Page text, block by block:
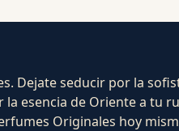
Dejate seducir por la
esencia de Oriente a tu
Originales hoy